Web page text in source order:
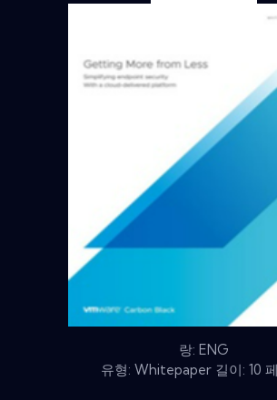
랑: ENG
유형: Whitepaper 길이: 10